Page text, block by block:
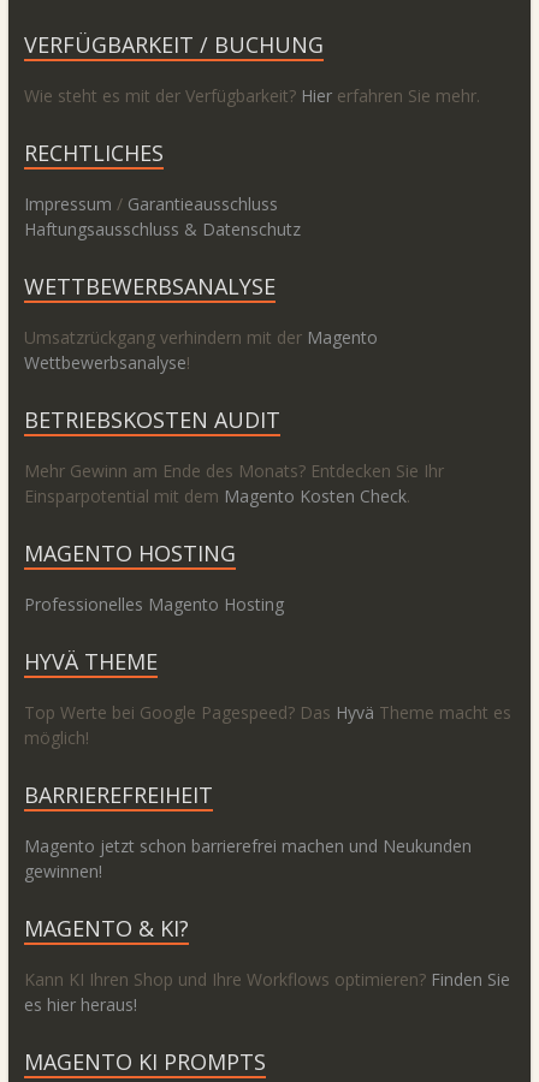
VERFÜGBARKEIT / BUCHUNG
Wie steht es mit der Verfügbarkeit? Hiererfahren Sie mehr.
RECHTLICHES
Impressum / Garantieausschluss
Haftungsausschluss & Datenschutz
WETTBEWERBSANALYSE
Umsatzrückgang verhindern mit der Magento
Wettbewerbsanalyse!
BETRIEBSKOSTEN AUDIT
Mehr Gewinn am Ende des Monats? Entdecken Sie Ihr
Einsparpotential mit dem Magento Kosten Check.
MAGENTO HOSTING
Professionelles Magento Hosting
HYVÄ THEME
Top Werte bei Google Pagespeed? Das Hyvä Theme macht es
möglich!
BARRIEREFREIHEIT
Magento jetzt schon barrierefrei machen und Neukunden
gewinnen!
MAGENTO & KI?
Kann KI Ihren Shop und Ihre Workflows optimieren? Finden Sie
es hier heraus!
MAGENTO KI PROMPTS